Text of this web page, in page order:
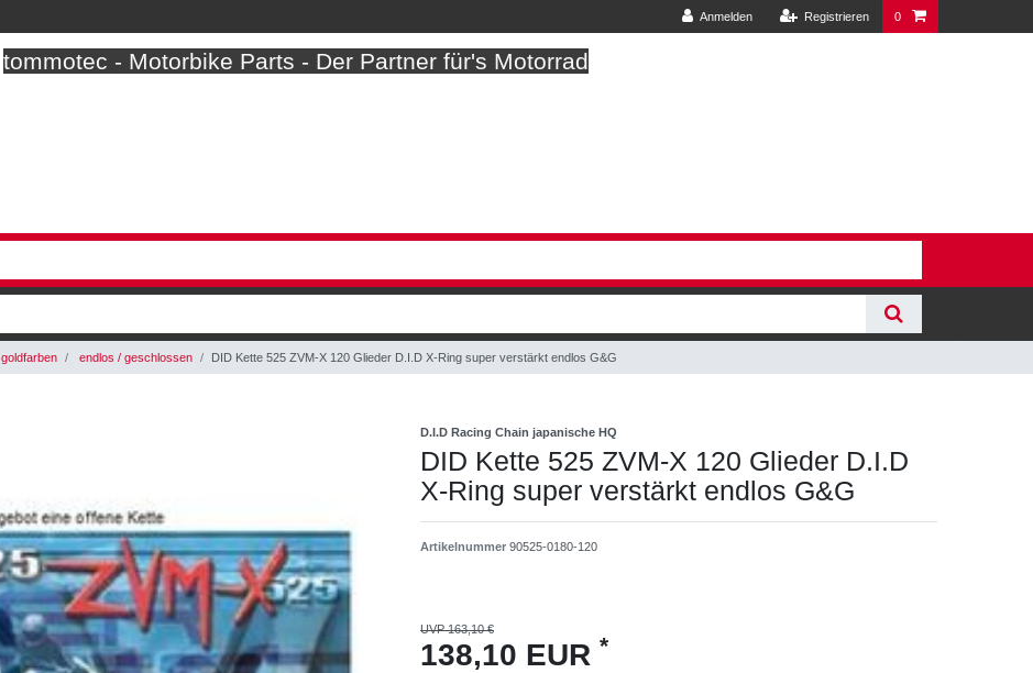
Anmelden Registrieren 0
tommotec - Motorbike Parts - Der Partner für's Motorrad
goldfarben endlos / geschlossen DID Kette 525 ZVM-X 120 Glieder D.I.D X-Ring super verstärkt endlos G&G
D.I.D Racing Chain japanische HQ
DID Kette 525 ZVM-X 120 Glieder D.I.D
X-Ring super verstärkt endlos G&G
Artikelnummer 90525-0180-120
UVP 163,10 €
138,10 EUR *